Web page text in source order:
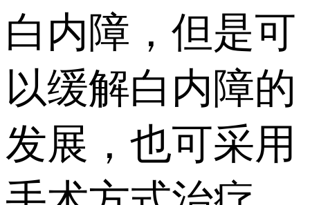
白内障，但是可
以缓解白内障的
发展，也可采用